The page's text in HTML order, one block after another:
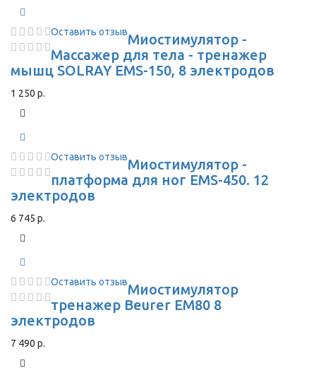
Оставить отзывМиостимулятор -
Массажер для тела - тренажер
мышц SOLRAY EMS-150, 8 электродов
1 250 р.
Оставить отзывМиостимулятор -
платформа для ног EMS-450. 12
электродов
6 745 р.
Оставить отзывМиостимулятор
тренажер Beurer EM80 8
электродов
7 490 р.